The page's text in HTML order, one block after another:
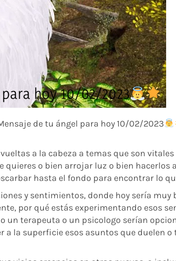
hoy 10/02/2023
de tu ángel para hoy 10/02/2023
a la cabeza a temas que son
quieres o bien arrojar luz o bien hacerlos
hasta el fondo para encontrar lo
y sentimientos, donde hoy sería muy
por qué estás experimentando esos
un terapeuta o un psicologo serían
a la superficie esos asuntos que duelen o